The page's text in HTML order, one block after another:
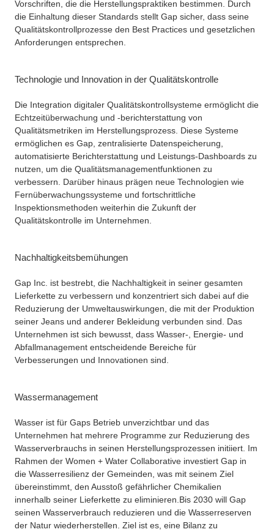
Vorschriften, die die Herstellungspraktiken bestimmen. Durch
die Einhaltung dieser Standards stellt Gap sicher, dass seine
Qualitätskontrollprozesse den Best Practices und gesetzlichen
Anforderungen entsprechen.
Technologie und Innovation in der Qualitätskontrolle
Die Integration digitaler Qualitätskontrollsysteme ermöglicht die
Echtzeitüberwachung und -berichterstattung von
Qualitätsmetriken im Herstellungsprozess. Diese Systeme
ermöglichen es Gap, zentralisierte Datenspeicherung,
automatisierte Berichterstattung und Leistungs-Dashboards zu
nutzen, um die Qualitätsmanagementfunktionen zu
verbessern. Darüber hinaus prägen neue Technologien wie
Fernüberwachungssysteme und fortschrittliche
Inspektionsmethoden weiterhin die Zukunft der
Qualitätskontrolle im Unternehmen.
Nachhaltigkeitsbemühungen
Gap Inc. ist bestrebt, die Nachhaltigkeit in seiner gesamten
Lieferkette zu verbessern und konzentriert sich dabei auf die
Reduzierung der Umweltauswirkungen, die mit der Produktion
seiner Jeans und anderer Bekleidung verbunden sind. Das
Unternehmen ist sich bewusst, dass Wasser-, Energie- und
Abfallmanagement entscheidende Bereiche für
Verbesserungen und Innovationen sind.
Wassermanagement
Wasser ist für Gaps Betrieb unverzichtbar und das
Unternehmen hat mehrere Programme zur Reduzierung des
Wasserverbrauchs in seinen Herstellungsprozessen initiiert. Im
Rahmen der Women + Water Collaborative investiert Gap in
die Wasserresilienz der Gemeinden, was mit seinem Ziel
übereinstimmt, den Ausstoß gefährlicher Chemikalien
innerhalb seiner Lieferkette zu eliminieren. Bis 2030 will Gap
seinen Wasserverbrauch reduzieren und die Wasserreserven
der Natur wiederherstellen. Ziel ist es, eine Bilanz zu